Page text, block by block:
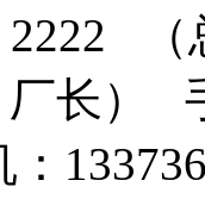
2222
长）
：